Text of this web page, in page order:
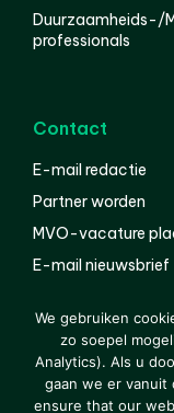
Duurzaamheids-/
professionals
Contact
E-mail redactie
Partner worden
MVO-vacature
E-mail nieuwsbrief
© 2000-2026 Van
Privacy
We gebruiken
zo soepel
Analytics). Als u
gaan we er vanuit
ensure that our